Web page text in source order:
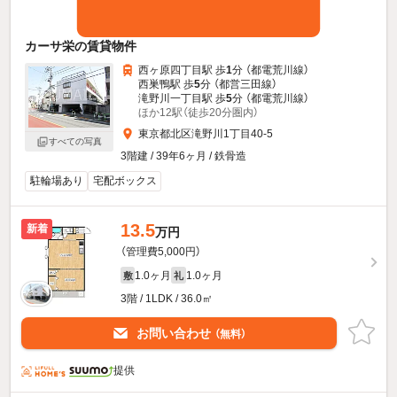
カーサ栄の賃貸物件
すべての写真
西ヶ原四丁目駅 歩1分 （都電荒川線）
西巣鴨駅 歩5分 （都営三田線）
滝野川一丁目駅 歩5分 （都電荒川線）
ほか12駅（徒歩20分圏内）
東京都北区滝野川1丁目40-5
3階建 / 39年6ヶ月 / 鉄骨造
駐輪場あり
宅配ボックス
新着 13.5万円
（管理費5,000円）
敷 1.0ヶ月 礼 1.0ヶ月
3階 / 1LDK / 36.0㎡
お問い合わせ （無料）
提供